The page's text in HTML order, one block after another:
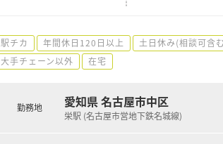
駅チカ 年間休日120日以上 土日休み(相談可含
大手チェーン以外
在宅
勤務地 愛知県 名古屋市中区
栄駅 (名古屋市営地下鉄名城線)